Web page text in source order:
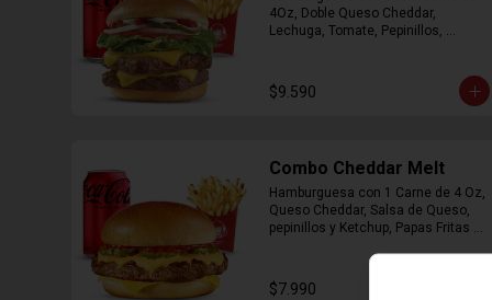
4Oz, Doble Queso Cheddar,
Lechuga, Tomate, Pepinillos,
$9.590
Combo Cheddar Melt
Hamburguesa con 1 Carne de 4 Oz,
Queso Cheddar, Salsa de Queso,
pepinillos y Ketchup, Papas Fritas
$7.990